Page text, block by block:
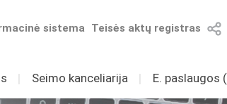
Teisės aktų registras
sistema
I Seimo kanceliarija I E. paslaugos